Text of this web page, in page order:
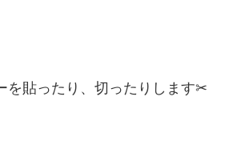
を貼ったり、切ったりします✂